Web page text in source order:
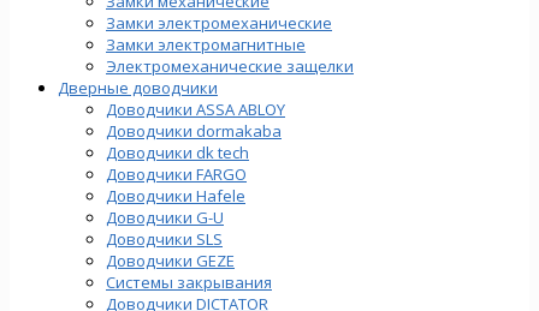
Замки электромеханические
Замки электромагнитные
Электромеханические защелки
Дверные доводчики
Доводчики ASSA ABLOY
Доводчики dormakaba
Доводчики dk tech
Доводчики FARGO
Доводчики Hafele
Доводчики G-U
Доводчики SLS
Доводчики GEZE
Cистемы закрывания
Доводчики DICTATOR